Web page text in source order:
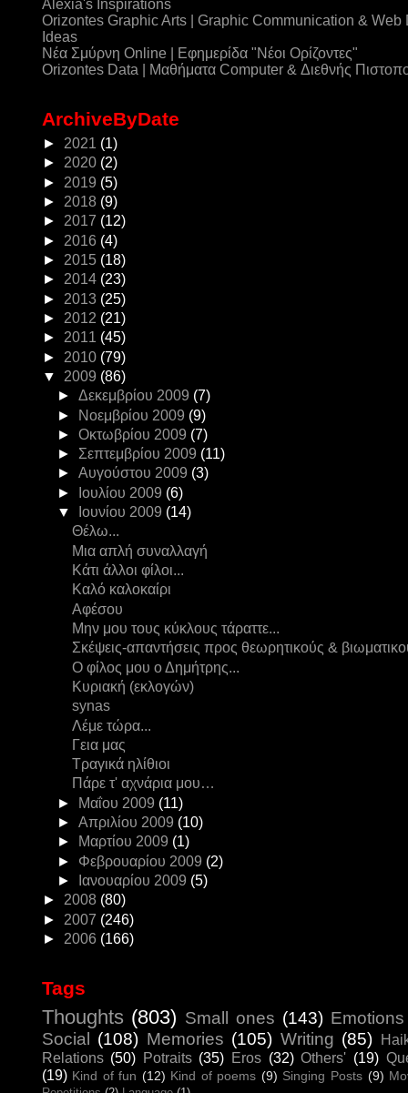
Alexia's Inspirations
Orizontes Graphic Arts | Graphic Communication & Web
Ideas
Νέα Σμύρνη Online | Εφημερίδα "Νέοι Ορίζοντες"
Orizontes Data | Μαθήματα Computer & Διεθνής
ArchiveByDate
► 2021 (1)
► 2020 (2)
► 2019 (5)
► 2018 (9)
► 2017 (12)
► 2016 (4)
► 2015 (18)
► 2014 (23)
► 2013 (25)
► 2012 (21)
► 2011 (45)
► 2010 (79)
▼ 2009 (86)
► Δεκεμβρίου 2009 (7)
►
Νοεμβρίου 2009 (9)
► Οκτωβρίου 2009 (7)
► Σεπτεμβρίου 2009 (11)
► Αυγούστου 2009 (3)
►
Ιουλίου 2009 (6)
▼
Ιουνίου 2009 (14)
Θέλω...
Μια απλή συναλλαγή
Κάτι άλλοι φίλοι...
Καλό καλοκαίρι
Αφέσου
Μην μου τους κύκλους τάραττε...
Σκέψεις-απαντήσεις προς θεωρητικούς &
Ο φίλος μου ο Δημήτρης...
Κυριακή (εκλογών)
synas
Λέμε τώρα...
Γεια μας
Τραγικά ηλίθιοι
Πάρε τ' αχνάρια μου…
►
Μαΐου 2009 (11)
► Απριλίου 2009 (10)
►
Μαρτίου 2009 (1)
► Φεβρουαρίου 2009 (2)
►
Ιανουαρίου 2009 (5)
► 2008 (80)
► 2007 (246)
► 2006 (166)
Tags
Thoughts (803) Small ones (143) Emotions
Social (108) Memories (105) Writing (85)
Relations (50) Potraits (35) Eros (32) Others' (19)
(19) Kind of fun (12) Kind of poems (9) Singing Posts (9)